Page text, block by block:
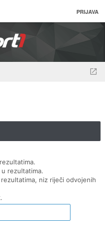
PRIJAVA
rezultatima.
niz riječi odvojenih